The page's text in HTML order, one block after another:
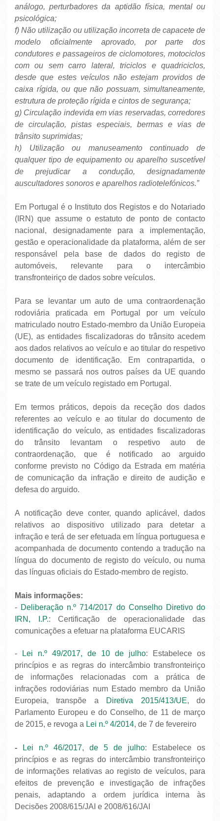
análogo, perturbadores da aptidão física, mental ou
psicológica;
f) Não utilização ou utilização incorreta de capacete de
modelo oficialmente aprovado, por parte dos
condutores e passageiros de ciclomotores, motociclos
com ou sem carro lateral, triciclos e quadriciclos,
desde que estes veículos não estejam providos de
caixa rígida, ou que não possuam, simultaneamente,
estrutura de proteção rígida e cintos de segurança;
g) Circulação indevida em vias reservadas, corredores
de circulação, pistas especiais, bermas e vias de
trânsito suprimidas;
h) Utilização ou manuseamento continuado de
qualquer tipo de equipamento ou aparelho suscetível
de prejudicar a condução, designadamente
auscultadores sonoros e aparelhos radiotelefónicos.”
Em Portugal é o Instituto dos Registos e do Notariado
(IRN) que assume o estatuto de ponto de contacto
nacional, designadamente para a implementação,
gestão e operacionalidade da plataforma, além de ser
responsável pela base de dados do registo de
automóveis, relevante para o intercâmbio
transfronteiriço de dados sobre veículos.
Para se levantar um auto de uma contraordenação
rodoviária praticada em Portugal por um veículo
matriculado noutro Estado-membro da União Europeia
(UE), as entidades fiscalizadoras do trânsito acedem
aos dados relativos ao veículo e ao titular do respetivo
documento de identificação. Em contrapartida, o
mesmo se passará nos outros países da UE quando
se trate de um veículo registado em Portugal.
Em termos práticos, depois da receção dos dados
referentes ao veículo e ao titular do documento de
identificação do veículo, as entidades fiscalizadoras
do trânsito levantam o respetivo auto de
contraordenação, que é notificado ao arguido
conforme previsto no Código da Estrada em matéria
de comunicação da infração e direito de audição e
defesa do arguido.
A notificação deve conter, quando aplicável, dados
relativos ao dispositivo utilizado para detetar a
infração e terá de ser efetuada em língua portuguesa e
acompanhada de documento contendo a tradução na
língua do documento de registo do veículo, ou numa
das línguas oficiais do Estado-membro de registo.
Mais informações:
- Deliberação n.º 714/2017 do Conselho Diretivo do
IRN, I.P.: Certificação de operacionalidade das
comunicações a efetuar na plataforma EUCARIS
- Lei n.º 49/2017, de 10 de julho: Estabelece os
princípios e as regras do intercâmbio transfronteiriço
de informações relacionadas com a prática de
infrações rodoviárias num Estado membro da União
Europeia, transpõe a
Diretiva 2015/413/UE, do
Parlamento Europeu e do Conselho, de 11 de março
de 2015, e revoga a Lei n.º 4/2014, de 7 de fevereiro
- Lei n.º 46/2017, de 5 de julho: Estabelece os
princípios e as regras do intercâmbio transfronteiriço
de informações relativas ao registo de veículos, para
efeitos de prevenção e investigação de infrações
penais, adaptando a ordem jurídica interna às
Decisões 2008/615/JAI e 2008/616/JAI